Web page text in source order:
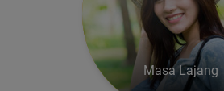
Masa Lajang